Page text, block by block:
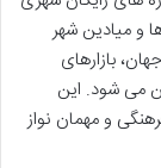
و میادین شهر
بازارهای
می شود. این
و مهمان نواز